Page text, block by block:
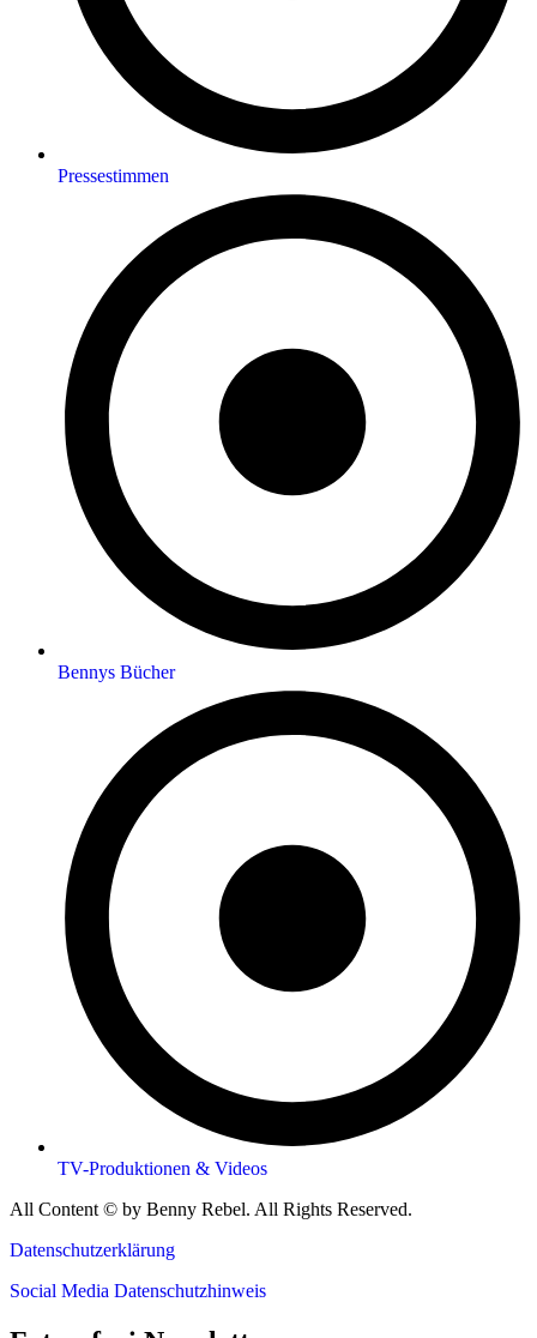
Pressestimmen
Bennys Bücher
TV-Produktionen & Videos
All Content © by Benny Rebel. All Rights Reserved.
Datenschutzerklärung
Social Media Datenschutzhinweis